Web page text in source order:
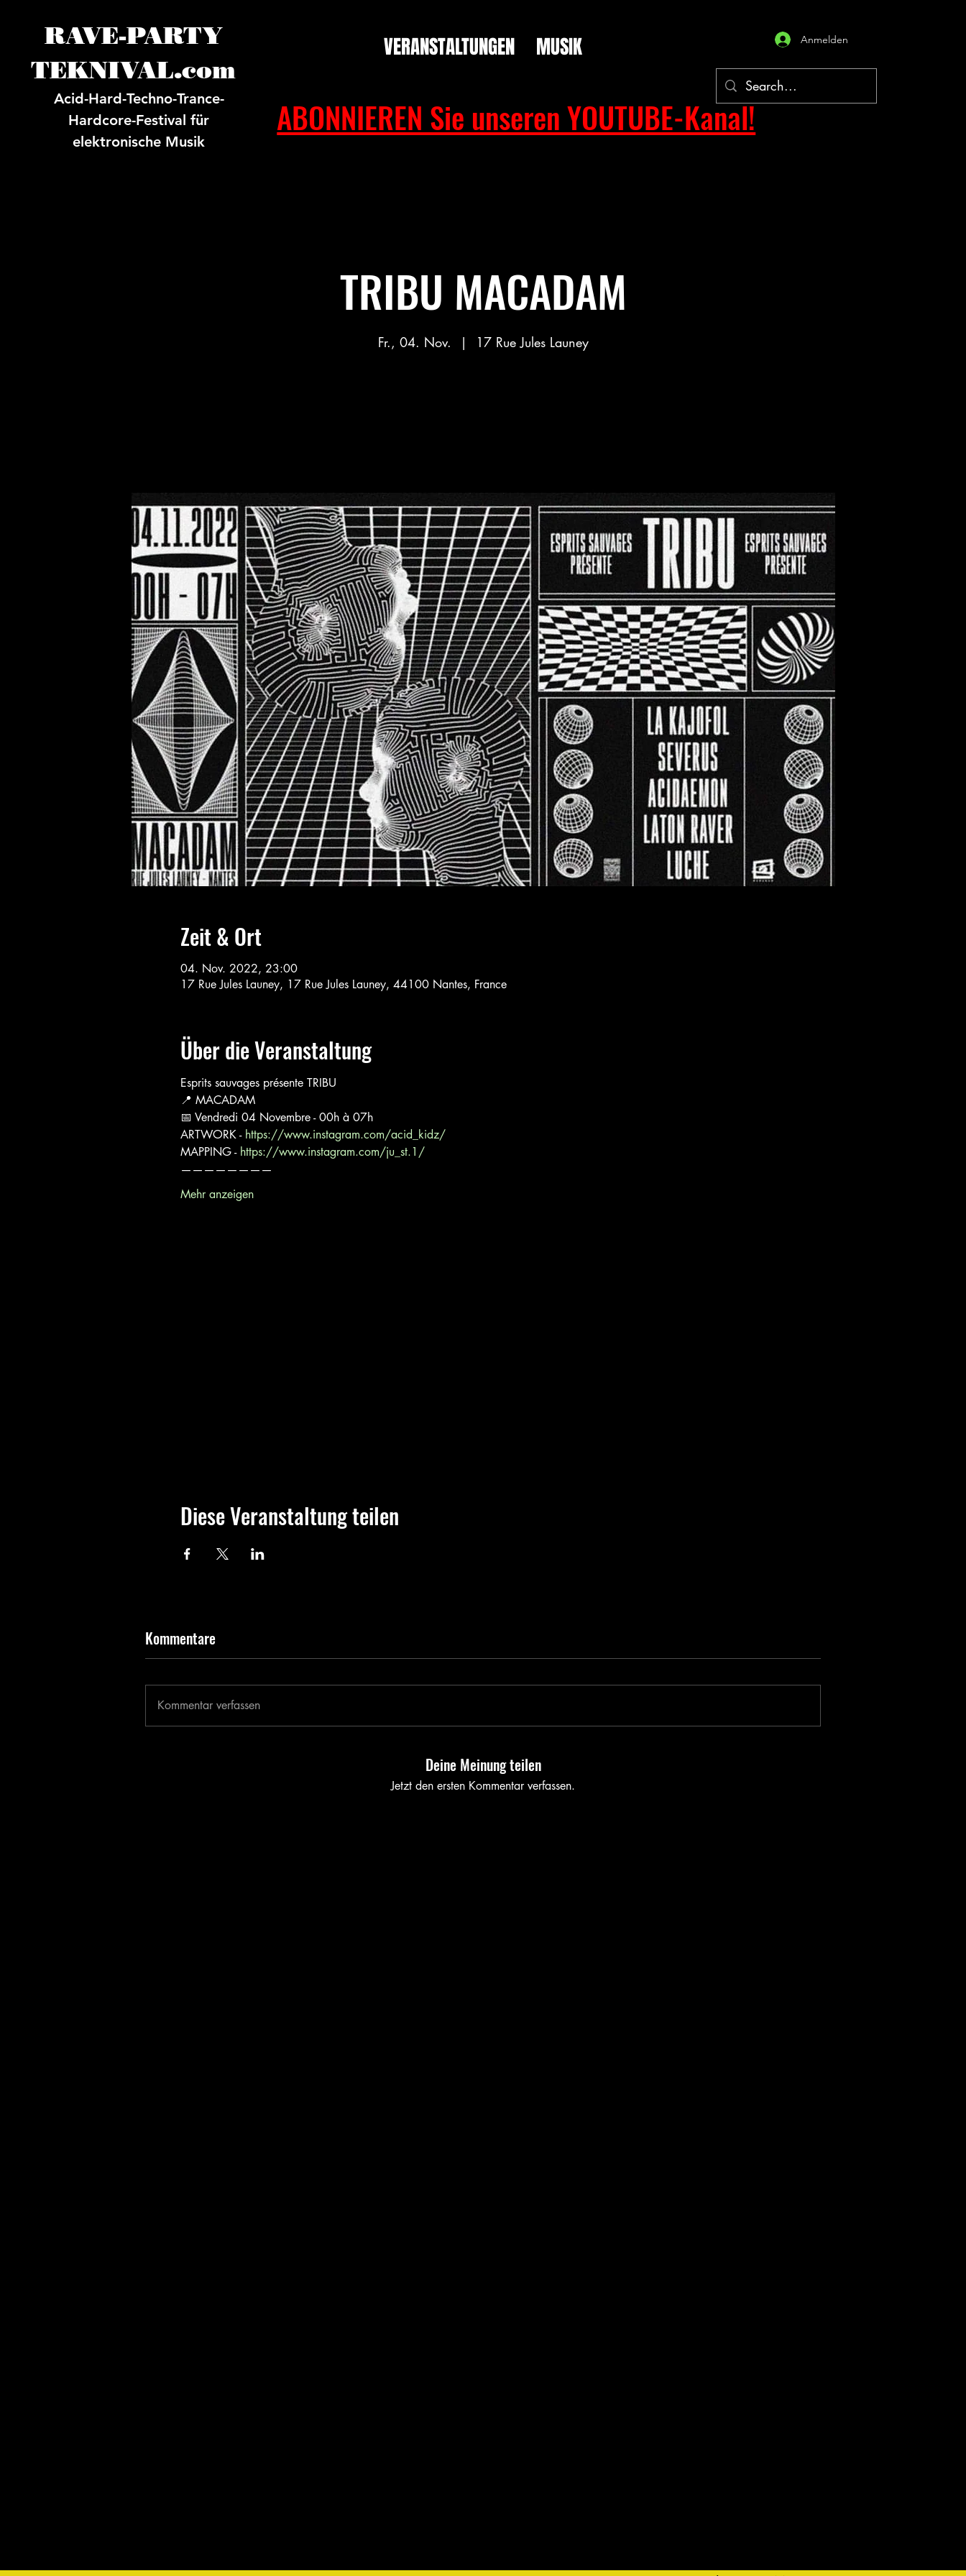
RAVE-PARTY
TEKNIVAL.com
Acid-Hard-Techno-Trance-
Hardcore-Festival für
elektronische Musik
ABONNIEREN Sie unseren YOUTUBE-Kanal!
Anmelden
VERANSTALTUNGEN MUSIK
TRIBU MACADAM
Fr., 04. Nov.
  |
17 Rue Jules Launey
Zeit & Ort
04. Nov. 2022, 23:00
17 Rue Jules Launey, 17 Rue Jules Launey, 44100 Nantes, France
Über die Veranstaltung
Esprits sauvages présente TRIBU
📍 MACADAM
📅 Vendredi 04 Novembre - 00h à 07h
ARTWORK - https://www.instagram.com/acid_kidz/
MAPPING - https://www.instagram.com/ju_st.1/
————————
Mehr anzeigen
Diese Veranstaltung teilen
Kommentare
Kommentar verfassen
Deine Meinung teilen
Jetzt den ersten Kommentar verfassen.